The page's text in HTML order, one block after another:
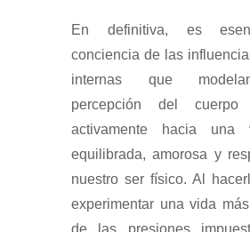
En definitiva, es
conciencia de las
internas que
percepción del
activamente hacia una
equilibrada, amorosa y
nuestro ser físico. Al
experimentar una vida